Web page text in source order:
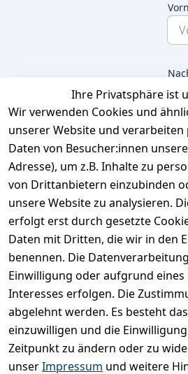
Ihre Privatsphäre ist
Wir verwenden Cookies und
unserer Website und
Daten von Besucher:innen
Adresse), um z.B. Inhalte zu
von Drittanbietern einzubinden
unsere Website zu analysieren.
erfolgt erst durch gesetzte
Daten mit Dritten, die wir in den
benennen. Die
Einwilligung oder aufgrund
Interesses erfolgen. Die
abgelehnt werden. Es besteht
einzuwilligen und die
Zeitpunkt zu ändern oder zu
unserImpressum und weitere
E-